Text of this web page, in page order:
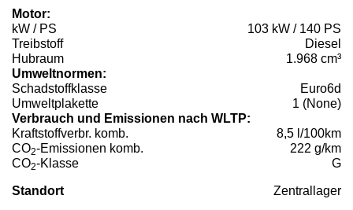
Motor:
kW / PS
103 kW / 140 PS
Treibstoff
Diesel
Hubraum
1.968 cm³
Umweltnormen:
Schadstoffklasse
Euro6d
Umweltplakette
1 (None)
Verbrauch und Emissionen nach WLTP:
Kraftstoffverbr. komb.
8,5 l/100km
CO2-Emissionen komb.
222 g/km
CO2-Klasse G
Standort Zentrallager